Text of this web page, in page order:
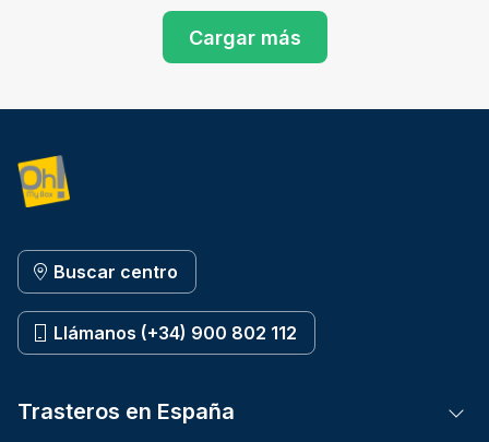
Cargar más
Buscar centro
Llámanos (+34) 900 802 112
Trasteros en España